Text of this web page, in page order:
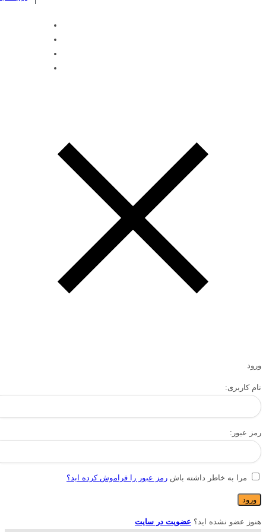
ورود
نام کاربری:
رمز عبور:
مرا به خاطر داشته باش رمز عبور را فراموش کرده اید؟
هنوز عضو نشده اید؟ عضویت در سایت